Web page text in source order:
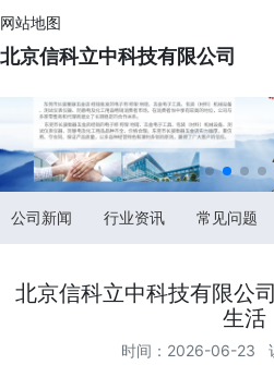
网站地图
北京信科立中科技有限公司
公司新闻 行业资讯 常见问题
北京信科立中科技有限公
生活
时间：2026-06-23